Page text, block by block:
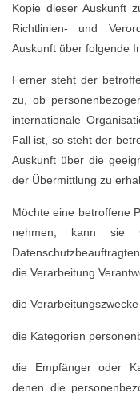
Kopie dieser Auskunft
Richtlinien- und
Auskunft über folgende
Ferner steht der
zu, ob
internationale
Fall ist, so steht der
Auskunft über die
der Übermittlung zu
Möchte eine betroffene
nehmen, kann sie
die Verarbeitung
die Verarbeitungszwecke
die Kategorien
die Empfänger oder
denen die